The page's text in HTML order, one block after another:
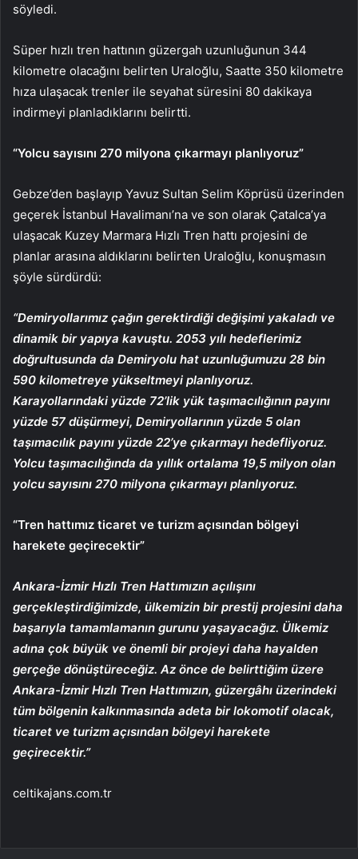
söyledi.
Süper hızlı tren hattının güzergah uzunluğunun 344
kilometre olacağını belirten Uraloğlu, Saatte 350 kilometre
hıza ulaşacak trenler ile seyahat süresini 80 dakikaya
indirmeyi planladıklarını belirtti.
“Yolcu sayısını 270 milyona çıkarmayı planlıyoruz”
Gebze’den başlayıp Yavuz Sultan Selim Köprüsü üzerinden
geçerek İstanbul Havalimanı’na ve son olarak Çatalca’ya
ulaşacak Kuzey Marmara Hızlı Tren hattı projesini de
planlar arasına aldıklarını belirten Uraloğlu, konuşmasın
şöyle sürdürdü:
“Demiryollarımız çağın gerektirdiği değişimi yakaladı ve
dinamik bir yapıya kavuştu. 2053 yılı hedeflerimiz
doğrultusunda da Demiryolu hat uzunluğumuzu 28 bin
590 kilometreye yükseltmeyi planlıyoruz.
Karayollarındaki yüzde 72’lik yük taşımacılığının payını
yüzde 57 düşürmeyi, Demiryollarının yüzde 5 olan
taşımacılık payını yüzde 22’ye çıkarmayı hedefliyoruz.
Yolcu taşımacılığında da yıllık ortalama 19,5 milyon olan
yolcu sayısını 270 milyona çıkarmayı planlıyoruz.
“Tren hattımız ticaret ve turizm açısından bölgeyi
harekete geçirecektir”
Ankara-İzmir Hızlı Tren Hattımızın açılışını
gerçekleştirdiğimizde, ülkemizin bir prestij projesini daha
başarıyla tamamlamanın gurunu yaşayacağız. Ülkemiz
adına çok büyük ve önemli bir projeyi daha hayalden
gerçeğe dönüştüreceğiz. Az önce de belirttiğim üzere
Ankara-İzmir Hızlı Tren Hattımızın, güzergâhı üzerindeki
tüm bölgenin kalkınmasında adeta bir lokomotif olacak,
ticaret ve turizm açısından bölgeyi harekete
geçirecektir.”
celtikajans.com.tr